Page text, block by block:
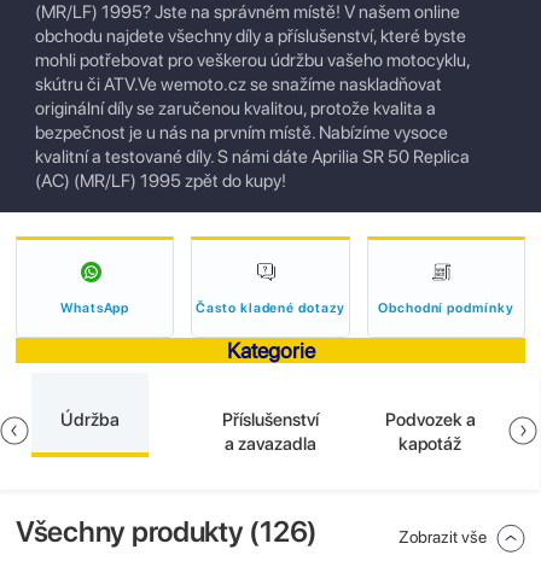
(MR/LF) 1995? Jste na správném místě! V našem online
obchodu najdete všechny díly a příslušenství, které byste
mohli potřebovat pro veškerou údržbu vašeho motocyklu,
skútru či ATV.Ve wemoto.cz se snažíme naskladňovat
originální díly se zaručenou kvalitou, protože kvalita a
bezpečnost je u nás na prvním místě. Nabízíme vysoce
kvalitní a testované díly. S námi dáte Aprilia SR 50 Replica
(AC) (MR/LF) 1995 zpět do kupy!
WhatsApp Často kladené dotazy Obchodní podmínky
Kategorie
Údržba
Příslušenství
a zavazadla
Podvozek a
kapotáž
Všechny produkty (126) Zobrazit vše